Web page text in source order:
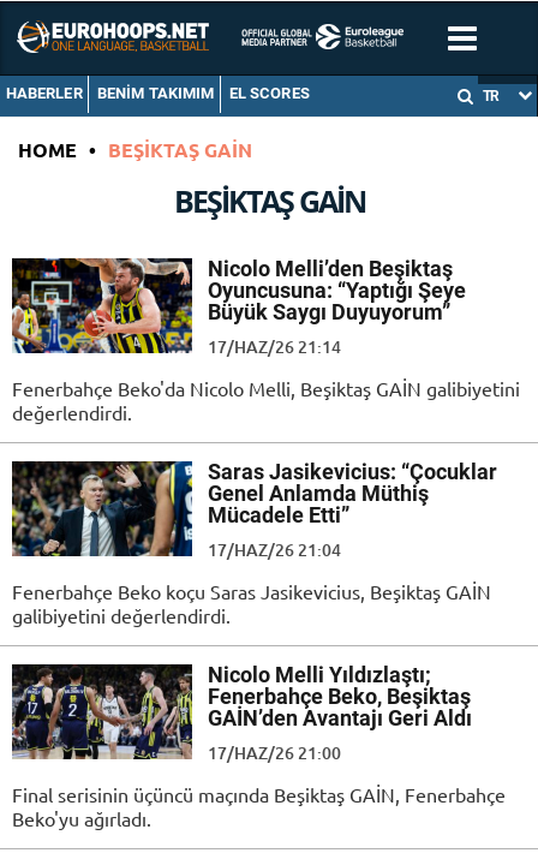
HABERLER BENIM TAKIMIM EL SCORES TR
HOME • BEŞIKTAŞ GAIN
BEŞIKTAŞ GAIN
Nicolo Melli’den Beşiktaş
Oyuncusuna: “Yaptığı Şeye
Büyük Saygı Duyuyorum”
17/HAZ/26 21:14
Fenerbahçe Beko'da Nicolo Melli, Beşiktaş GAİN galibiyetini
değerlendirdi.
Saras Jasikevicius: “Çocuklar
Genel Anlamda Müthiş
Mücadele Etti”
17/HAZ/26 21:04
Fenerbahçe Beko koçu Saras Jasikevicius, Beşiktaş GAİN
galibiyetini değerlendirdi.
Nicolo Melli Yıldızlaştı;
Fenerbahçe Beko, Beşiktaş
GAİN’den Avantajı Geri Aldı
17/HAZ/26 21:00
Final serisinin üçüncü maçında Beşiktaş GAİN, Fenerbahçe
Beko'yu ağırladı.